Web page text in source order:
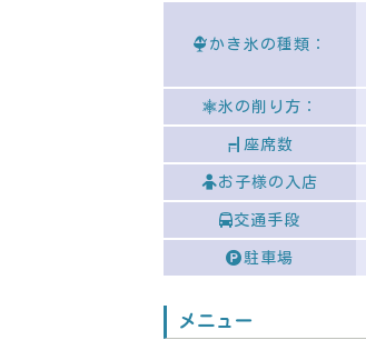
かき氷の種類：
氷の削り方：
座席数
お子様の入店
交通手段
駐車場
メニュー